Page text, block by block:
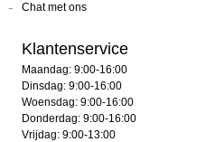
Chat met ons
Klantenservice
Maandag: 9:00-16:00
Dinsdag: 9:00-16:00
Woensdag: 9:00-16:00
Donderdag: 9:00-16:00
Vrijdag: 9:00-13:00